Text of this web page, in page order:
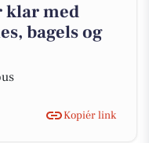
klar med
bagels og
Kopiér link